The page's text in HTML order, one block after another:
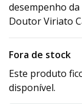
desempenho
Doutor Viriato
Fora de stock
Este produto
disponível.